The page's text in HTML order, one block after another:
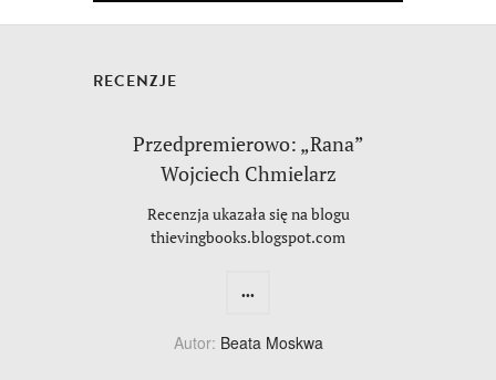
RECENZJE
Przedpremierowo: „Rana”
Wojciech Chmielarz
Recenzja ukazała się na blogu
thievingbooks.blogspot.com
...
Autor: Beata Moskwa